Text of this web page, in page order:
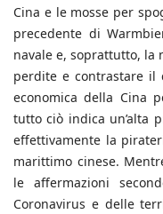
Cina e le mosse per
precedente di
navale e, soprattutto, la
perdite e contrastare il
economica della Cina
tutto ciò indica un’alta
effettivamente la
marittimo cinese.
le affermazioni
Coronavirus e delle